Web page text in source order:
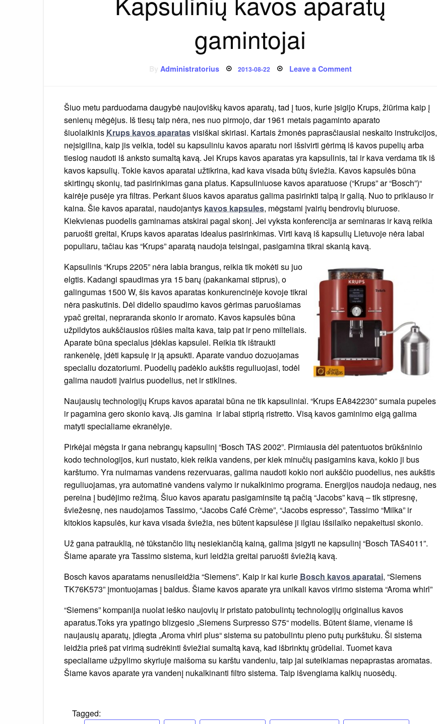
gamintojai
Administratorius Posted
on
2013-08-22 Leave a Commenton
Kapsulinių
Šiuo metu parduodama daugybė naujoviškų kavos aparatų, tad į tuos, kurie įsigijo Krups, žiūrima kaip į
senienų mėgėjus. Iš tiesų taip nėra, nes nuo pirmojo, dar 1961 metais pagaminto aparato
šiuolaikinis Krups kavos aparatasvisiškai skiriasi. Kartais žmonės paprasčiausiai neskaito instrukcijos,
neįsigilina, kaip jis veikia, todėl su kapsuliniu kavos aparatu nori išsivirti gėrimą iš kavos pupelių arba
tiesiog naudoti iš anksto sumaltą kavą. Jei Krups kavos aparatas yra kapsulinis, tai ir kava verdama tik iš
kavos kapsulių. Tokie kavos aparatai užtikrina, kad kava visada būtų šviežia. Kavos kapsulės būna
skirtingų skonių, tad pasirinkimas gana platus. Kapsuliniuose kavos aparatuose (“Krups” ar “Bosch”)“
kairėje pusėje yra filtras. Perkant šiuos kavos aparatus galima pasirinkti talpą ir galią. Nuo to priklauso ir
kaina. Šie kavos aparatai, naudojantys kavos kapsules, mėgstami įvairių bendrovių biuruose.
Kiekvienas puodelis gaminamas atskirai pagal skonį. Jei vyksta konferencija ar seminaras ir kavą reikia
paruošti greitai, Krups kavos aparatas idealus pasirinkimas. Virti kavą iš kapsulių Lietuvoje nėra labai
populiaru, tačiau kas “Krups” aparatą naudoja teisingai, pasigamina tikrai skanią kavą.
Kapsulinis “Krups 2205” nėra labia brangus, reikia tik mokėti su juo
elgtis. Kadangi spaudimas yra 15 barų (pakankamai stiprus), o
galingumas 1500 W, šis kavos aparatas konkurencinėje kovoje tikrai
nėra paskutinis. Dėl didelio spaudimo kavos gėrimas paruošiamas
ypač greitai, nepraranda skonio ir aromato. Kavos kapsulės būna
užpildytos aukščiausios rūšies malta kava, taip pat ir peno milteliais.
Aparate būna specialus įdėklas kapsulei. Reikia tik ištraukti
rankenėlę, įdėti kapsulę ir ją apsukti. Aparate vanduo dozuojamas
specialiu dozatoriumi. Puodelių padėklo aukštis reguliuojasi, todėl
galima naudoti įvairius puodelius, net ir stiklines.
Naujausių technologijų Krups kavos aparatai būna ne tik kapsuliniai. “Krups EA842230” sumala pupeles
ir pagamina gero skonio kavą. Jis gamina ir labai stiprią ristretto. Visą kavos gaminimo eigą galima
matyti specialiame ekranėlyje.
Pirkėjai mėgsta ir gana nebrangų kapsulinį “Bosch TAS 2002”. Pirmiausia dėl patentuotos brūkšninio
kodo technologijos, kuri nustato, kiek reikia vandens, per kiek minučių pasigamins kava, kokio ji bus
karštumo. Yra nuimamas vandens rezervuaras, galima naudoti kokio nori aukščio puodelius, nes aukštis
reguliuojamas, yra automatinė vandens valymo ir nukalkinimo programa. Energijos naudoja nedaug, nes
pereina į budėjimo režimą. Šiuo kavos aparatu pasigaminsite tą pačią “Jacobs” kavą – tik stipresnę,
šviežesnę, nes naudojamos Tassimo, “Jacobs Café Crème”, “Jacobs espresso”, Tassimo “Milka” ir
kitokios kapsulės, kur kava visada šviežia, nes būtent kapsulėse ji ilgiau išsilaiko nepakeitusi skonio.
Už gana patrauklią, nė tūkstančio litų nesiekiančią kainą, galima įsigyti ne kapsulinį “Bosch TAS4011”.
Šiame aparate yra Tassimo sistema, kuri leidžia greitai paruošti šviežią kavą.
Bosch kavos aparatams nenusileidžia “Siemens”. Kaip ir kai kurie Bosch kavos aparatai, “Siemens
TK76K573” įmontuojamas į baldus. Šiame kavos aparate yra unikali kavos virimo sistema “Aroma whirl”
“Siemens” kompanija nuolat ieško naujovių ir pristato patobulintų technologijų originalius kavos
aparatus.Toks yra ypatingo blizgesio „Siemens Surpresso S75“ modelis. Būtent šiame, viename iš
naujausių aparatų, įdiegta „Aroma vhirl plus“ sistema su patobulintu pieno putų purkštuku. Ši sistema
leidžia prieš pat virimą sudrėkinti šviežiai sumaltą kavą, kad išbrinktų grūdeliai. Tuomet kava
specialiame užpylimo skyriuje maišoma su karštu vandeniu, taip jai suteikiamas nepaprastas aromatas.
Šiame kavos aparate yra vandenį nukalkinanti filtro sistema. Taip išvengiama kalkių nuosėdų.
Tagged: